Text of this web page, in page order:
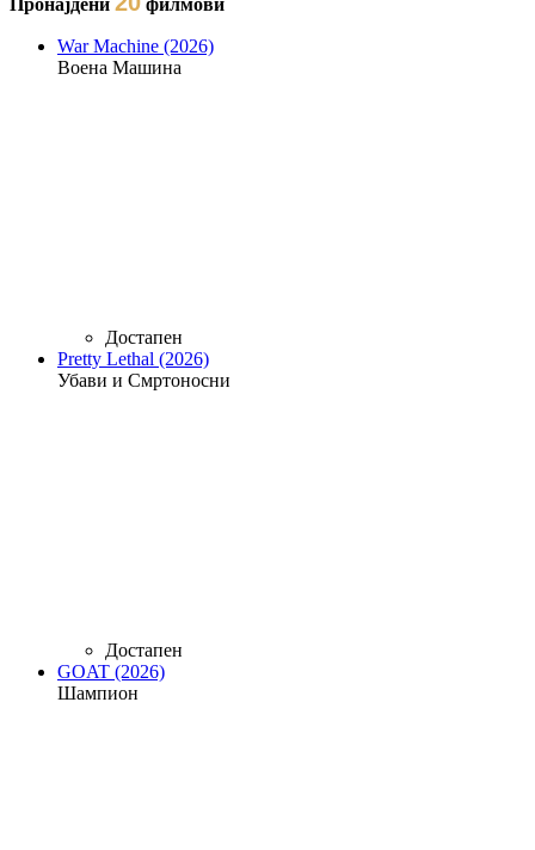
War Machine (2026)
Воена Машина
Достапен
Pretty Lethal (2026)
Убави и Смртоносни
Достапен
GOAT (2026)
Шампион